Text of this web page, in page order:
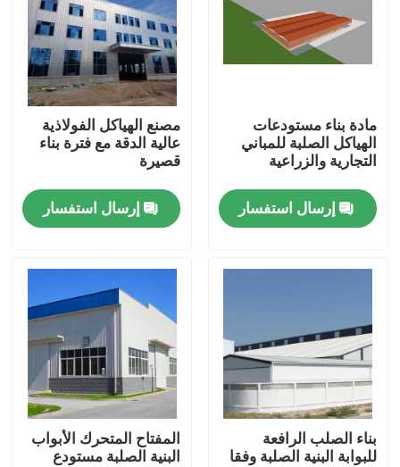
أشرطة فيديو
معلومات عنا
جولة في المعمل
رقابة جودة
مستودع الهيكل الصلب
ورشة الهياكل الفولاذية
هيكل فولاذي خفيف الوزن
مادة بناء مستودعات
الهياكل الصلبة للمباني
التجارية والزراعية
إرسال استفسار
مصنع الهياكل الفولاذية
عالية الدقة مع فترة بناء
قصيرة
إرسال استفسار
بناء الصلب الرافعة
للبوابة البنية الصلبة وفقا
المفتاح المتحرك الأبواب
البنية الصلبة مستودع